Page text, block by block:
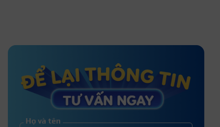
Top 30+ mẫu nail móng nhọn tròn
đẹp cá tính, sang chảnh
Họ và tên